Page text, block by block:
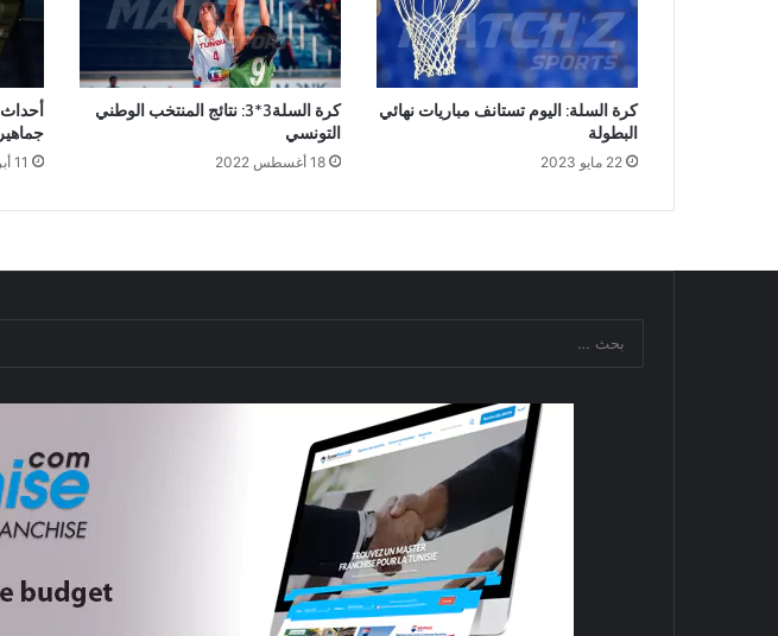
كرة السلة: اليوم تستانف مباريات نهائي
البطولة
22 مايو 2023
كرة السلة3*3: نتائج المنتخب الوطني
التونسي
18 أغسطس 2022
جماهير
11 أبريل 2023